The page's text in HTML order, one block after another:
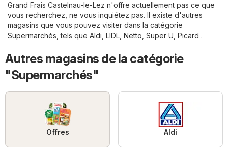
Grand Frais Castelnau-le-Lez n'offre actuellement pas ce que
vous recherchez, ne vous inquiétez pas. Il existe d'autres
magasins que vous pouvez visiter dans la catégorie
Supermarchés , tels que Aldi LIDL Netto Super U Picard .
Autres magasins de la catégorie
"Supermarchés"
Offres Aldi